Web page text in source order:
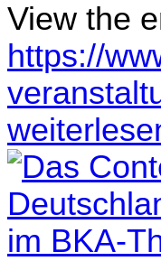
View the
https://